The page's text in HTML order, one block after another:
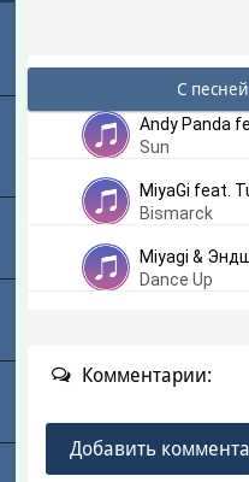
С
Andy Panda
TumaniYO &
Sun
MiyaGi feat.
Kadi
Bismarck
Miyagi &
TumaniYO
Dance Up
Комментарии:
Добавить